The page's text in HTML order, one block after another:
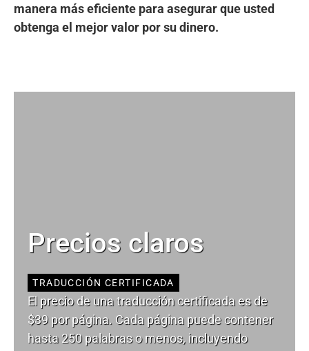
manera más eficiente para asegurar que usted
obtenga el mejor valor por su dinero.
Precios claros
TRADUCCIÓN CERTIFICADA
El precio de una traducción certificada es de
$39 por página. Cada página puede contener
hasta 250 palabras o menos, incluyendo